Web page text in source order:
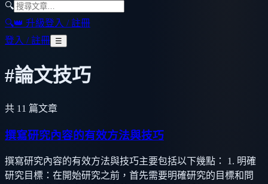
🔍
🔍👑 升級登入 / 註冊
登入 / 註冊 ☰
#論文技巧
共 11 篇文章
撰寫研究內容的有效方法與技巧
撰寫研究內容的有效方法與技巧主要包括以下幾點： 1. 明確
研究目標：在開始研究之前，首先需要明確研究的目標和問